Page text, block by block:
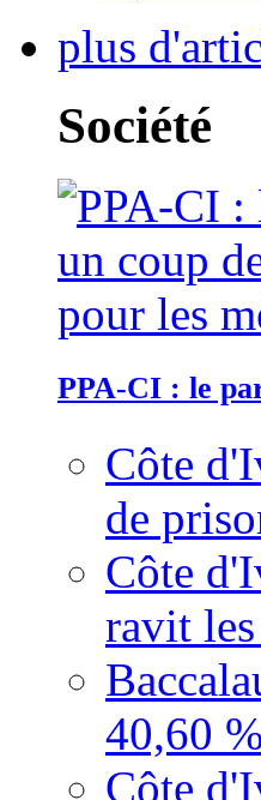
plus
Société
PPA-CI : le
Côte
de
Côte
ravit
40,60
Côte